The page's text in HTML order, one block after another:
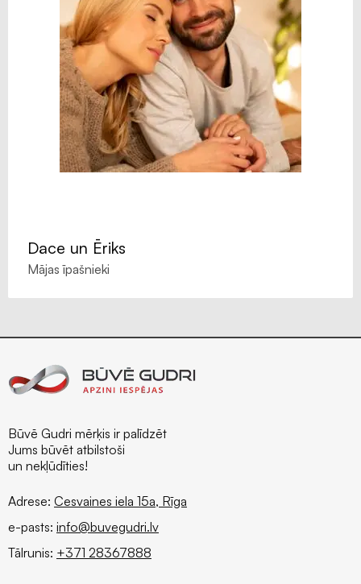
Dace un Ēriks
Mājas īpašnieki
Būvē Gudri mērķis ir palīdzēt
Jums būvēt atbilstoši
un nekļūdīties!
Adrese: Cesvaines iela 15a, Rīga
e-pasts: info@buvegudri.lv
Tālrunis: +371 28367888